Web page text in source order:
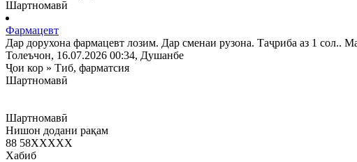
Шартномавӣ
Фармацевт
Дар дорухона фармацевт лозим. Дар сменаи рузона. Таҷриба аз 1 сол..
Толеъчон, 16.07.2026 00:34, Душанбе
Ҷои кор » Тиб, фарматсия
Шартномавӣ
Шартномавӣ
Нишон додани рақам
88 58XXXXX
Хабиб